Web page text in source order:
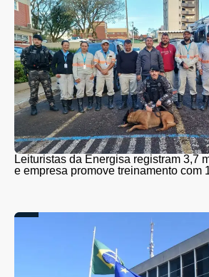
Leituristas da Energisa registram 3,7
e empresa promove treinamento com